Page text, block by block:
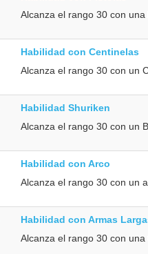
Alcanza el rango 30 con una
Habilidad con Centinelas
Alcanza el rango 30 con un
Habilidad Shuriken
Alcanza el rango 30 con un
Habilidad con Arco
Alcanza el rango 30 con un
Habilidad con Armas
Alcanza el rango 30 con